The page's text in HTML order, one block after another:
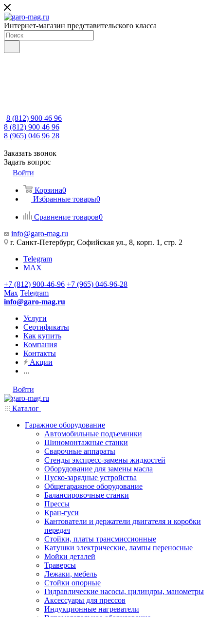
Интернет-магазин представительского класса
8 (812) 900 46 96
8 (812) 900 46 96
8 (965) 046 96 28
Заказать звонок
Задать вопрос
Войти
Корзина0
Избранные товары0
Сравнение товаров0
info@garo-mag.ru
г. Санкт-Петербург, Софийская ул., 8, корп. 1, стр. 2
Telegram
MAX
+7 (812) 900-46-96 +7 (965) 046-96-28
Max Telegram
info@garo-mag.ru
Услуги
Сертификаты
Как купить
Компания
Контакты
Акции
...
Войти
Каталог
Гаражное оборудование
Автомобильные подъемники
Шиномонтажные станки
Сварочные аппараты
Стенды экспресс-замены жидкостей
Оборудование для замены масла
Пуско-зарядные устройства
Общегаражное оборудование
Балансировочные станки
Прессы
Кран-гуси
Кантователи и держатели двигателя и коробки
передач
Стойки, платы трансмиссионные
Катушки электрические, лампы переносные
Мойки деталей
Траверсы
Лежаки, мебель
Стойки опорные
Гидравлические насосы, цилиндры, манометры
Аксессуары для прессов
Индукционные нагреватели